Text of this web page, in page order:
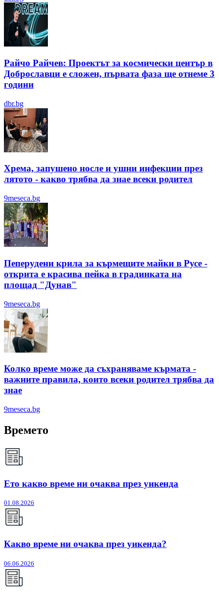
Райчо Райчев: Проектът за космически център в
Доброславци е сложен, първата фаза ще отнеме 3
години
dbr.bg
Хрема, запушено носле и ушни инфекции през
лятотo - какво трябва да знае всеки родител
9meseca.bg
Пеперудени крила за кърмещите майки в Русе -
открита е красива пейка в градинката на
площад "Дунав"
9meseca.bg
Колко време може да съхраняваме кърмата -
важните правила, които всеки родител трябва да
знае
9meseca.bg
Времето
Ето какво време ни очаква през уикенда
01.08.2026
Какво време ни очаква през уикенда?
06.06.2026